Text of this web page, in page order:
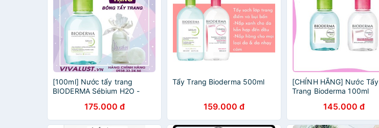
[100ml] Nước tẩy trang
BIODERMA Sébium H2O -
175.000 đ
Tẩy Trang Bioderma 500ml
159.000 đ
[CHÍNH HÃNG] Nước Tẩy
Trang Bioderma 100ml
145.000 đ